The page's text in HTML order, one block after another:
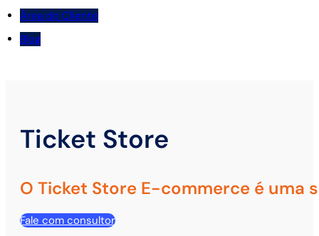
Área do Cliente
Blog
Ticket Store
O Ticket Store E-commerce é uma
Fale com consultor